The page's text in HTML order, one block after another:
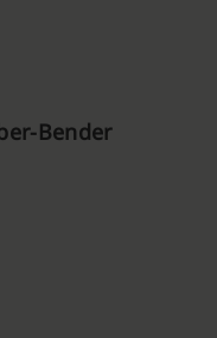
Bender